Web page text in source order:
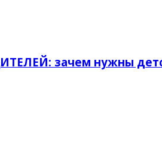
зачем нужны